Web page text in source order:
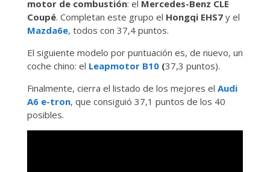
motor de combustión: el Mercedes-Benz CLE
Coupé. Completan este grupo el Hongqi EHS7y el
Mazda6e, todos con 37,4 puntos.
El siguiente modelo por puntuación es, de nuevo, un
coche chino: el Leapmotor B10(37,3 puntos).
Finalmente, cierra el listado de los mejores el Audi
A6 e-tron, que consiguió 37,1 puntos de los 40
posibles.